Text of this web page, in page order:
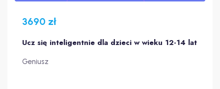
3690 zł
Ucz się inteligentnie dla dzieci w wieku 12-14 lat
Geniusz